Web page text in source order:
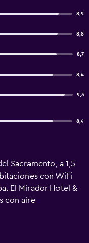
8,9
8,8
8,7
8,4
9,3
8,4
Sacramento, a 1,5
con WiFi
El Mirador Hotel &
con aire
y caja fuerte.
El Mirador también